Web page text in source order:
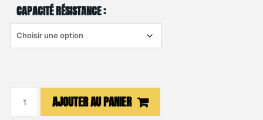
CAPACITÉ RÉSISTANCE :
AJOUTER AU PANIER